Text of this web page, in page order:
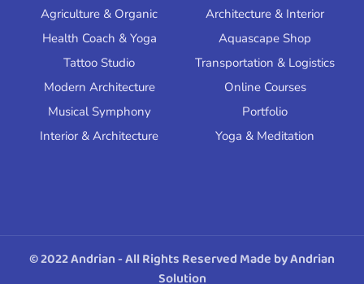
Agriculture & Organic
Health Coach & Yoga
Tattoo Studio
Modern Architecture
Musical Symphony
Interior & Architecture
Architecture & Interior
Aquascape Shop
Transportation & Logistics
Online Courses
Portfolio
Yoga & Meditation
© 2022 Andrian - All Rights Reserved Made by Andrian
Solution